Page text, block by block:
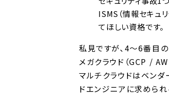
ISMS（情報セキュ
てほしい資格です。
私見ですが、4～6番目
メガクラウド（GCP /
マルチクラウドはベン
ドエンジニアに求めら